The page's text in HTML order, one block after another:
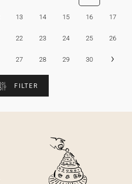
13 14 15 16 17
22 23 24 25 26
27 28 29 30 ›
FILTER